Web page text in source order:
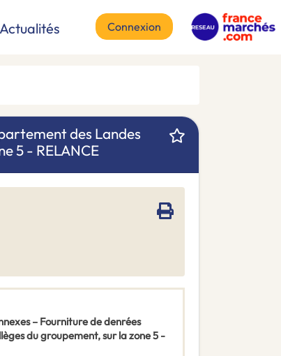
Actualités Connexion
des Landes
5 - RELANCE
– Fourniture de denrées
du groupement, sur la zone 5 -